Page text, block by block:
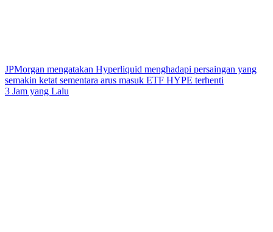
JPMorgan mengatakan Hyperliquid menghadapi persaingan yang
semakin ketat sementara arus masuk ETF HYPE terhenti
3 Jam yang Lalu